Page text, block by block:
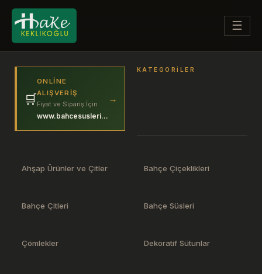
☰
🛒
ONLINE
ALIŞVERIŞ
Fiyat ve Sipariş İçin
www.bahcesuslerim.com
→
KATEGORILER
Ahşap Ürünler ve Çitler Bahçe Çiçeklikleri
Bahçe Çitleri Bahçe Süsleri
Çömlekler Dekoratif Sütunlar